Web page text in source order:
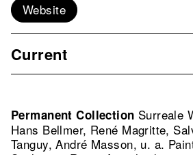
Current
Permanent Collection Surreale
Hans Bellmer, René Magritte,
Tanguy, André Masson, u. a.
Website